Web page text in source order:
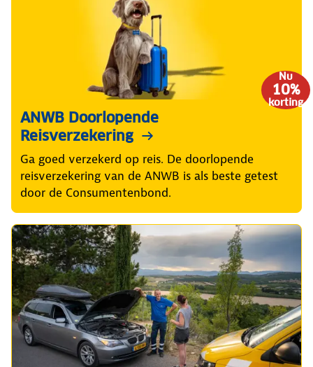
Nu
10%
korting
ANWB Doorlopende
Reisverzekering
Ga goed verzekerd op reis. De doorlopende
reisverzekering van de ANWB is als beste getest
door de Consumentenbond.